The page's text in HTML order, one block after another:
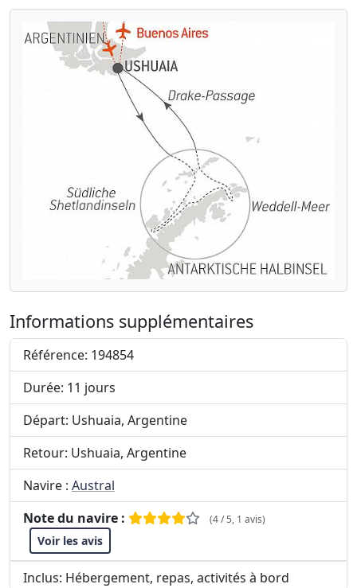
Informations supplémentaires
Référence: 194854
Durée: 11 jours
Départ: Ushuaia, Argentine
Retour: Ushuaia, Argentine
Navire : Austral
Note du navire :
(4 / 5, 1 avis)
Voir les avis
Inclus: Hébergement, repas, activités à bord